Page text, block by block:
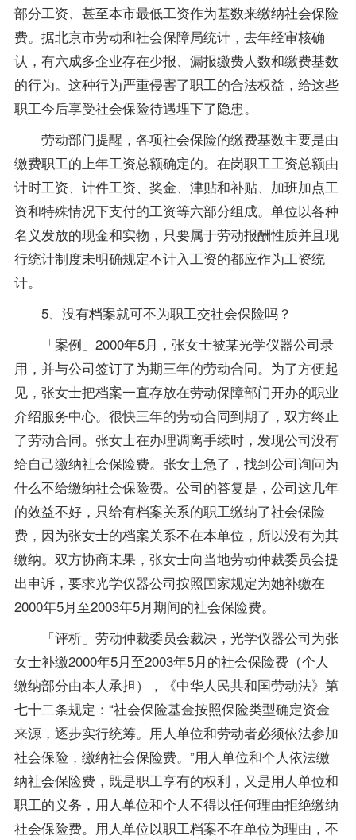
部分工资、甚至本市最低工资作为基数来缴纳社会保险
费。据北京市劳动和社会保障局统计，去年经审核确
认，有六成多企业存在少报、漏报缴费人数和缴费基数
的行为。这种行为严重侵害了职工的合法权益，给这些
职工今后享受社会保险待遇埋下了隐患。
劳动部门提醒，各项社会保险的缴费基数主要是由
缴费职工的上年工资总额确定的。在岗职工工资总额由
计时工资、计件工资、奖金、津贴和补贴、加班加点工
资和特殊情况下支付的工资等六部分组成。单位以各种
名义发放的现金和实物，只要属于劳动报酬性质并且现
行统计制度未明确规定不计入工资的都应作为工资统
计。
5、没有档案就可不为职工交社会保险吗？
「案例」2000年5月，张女士被某光学仪器公司录
用，并与公司签订了为期三年的劳动合同。为了方便起
见，张女士把档案一直存放在劳动保障部门开办的职业
介绍服务中心。很快三年的劳动合同到期了，双方终止
了劳动合同。张女士在办理调离手续时，发现公司没有
给自己缴纳社会保险费。张女士急了，找到公司询问为
什么不给缴纳社会保险费。公司的答复是，公司这几年
的效益不好，只给有档案关系的职工缴纳了社会保险
费，因为张女士的档案关系不在本单位，所以没有为其
缴纳。双方协商未果，张女士向当地劳动仲裁委员会提
出申诉，要求光学仪器公司按照国家规定为她补缴在
2000年5月至2003年5月期间的社会保险费。
「评析」劳动仲裁委员会裁决，光学仪器公司为张
女士补缴2000年5月至2003年5月的社会保险费（个人
缴纳部分由本人承担），《中华人民共和国劳动法》第
七十二条规定：“社会保险基金按照保险类型确定资金
来源，逐步实行统筹。用人单位和劳动者必须依法参加
社会保险，缴纳社会保险费。”用人单位和个人依法缴
纳社会保险费，既是职工享有的权利，又是用人单位和
职工的义务，用人单位和个人不得以任何理由拒绝缴纳
社会保险费。用人单位以职工档案不在单位为理由，不